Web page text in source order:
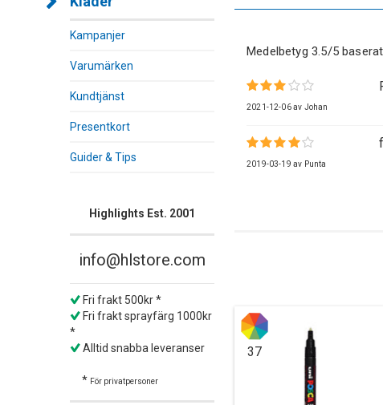
Kampanjer
Varumärken
Kundtjänst
Presentkort
Guider & Tips
Highlights Est. 2001
info@hlstore.com
Fri frakt 500kr *
Fri frakt sprayfärg 1000kr
*
Alltid snabba leveranser
* För privatpersoner
Medelbetyg 3.5/5
2021-12-06av Johan
2019-03-19 av Punta
37